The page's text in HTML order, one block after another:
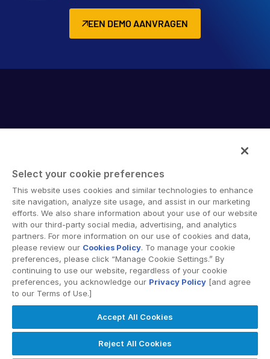
EEN DEMO AANVRAGEN
Intralinks provides secure collaboration software and
secure online document sharing solutions that enable
enterprise collaboration across organizational, corporate
and geographical boundaries. Intralinks’ secure platform
provides tools for file sync and secure file-sharing,
collaborative workspaces and virtual data room (VDR)
solutions.
© 2026 Intralinks, SS&C Inc.
Select your cookie preferences
This website uses cookies and similar technologies to enhance
site navigation, analyze site usage, and assist in our marketing
efforts. We also share information about your use of our website
with our third-party social media, advertising, and analytics
partners. For more information on our use of cookies and data,
please review our Cookies Policy. To manage your cookie
preferences, please click “Manage Cookie Settings.” By
continuing to use our website, regardless of your cookie
preferences, you acknowledge our Privacy Policy [and agree
to our Terms of Use.]
Accept All Cookies
Reject All Cookies